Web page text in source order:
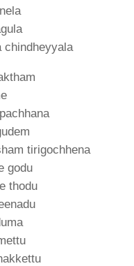
chindheyyala
tirigochhena
godu
thodu